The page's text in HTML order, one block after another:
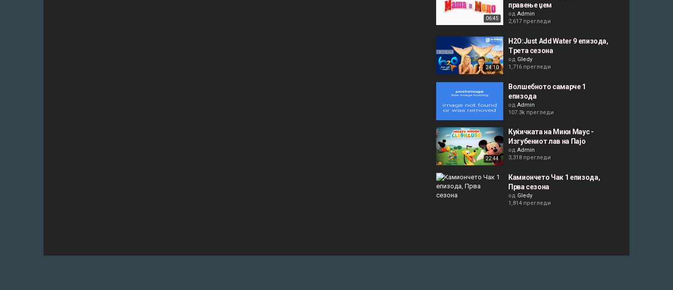
06:45
правење џем
од Admin
2,617 прегледи
24:10
H2O:Just Add Water 9 епизода,
Tрета сезона
од Gledy
1,716 прегледи
Волшебното самарче 1
епизода
од Admin
107.3k прегледи
22:44
Куќичката на Мики Маус -
Изгубениот лав на Пајо
од Admin
3,318 прегледи
Камиончето Чак 1 епизода,
Прва сезона
од Gledy
1,814 прегледи